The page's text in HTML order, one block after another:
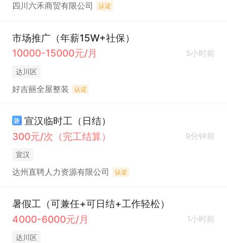
四川六禾商贸有限公司 认证
市场推广（年薪15W+社保）
10000-15000元/月
5小时前
达川区
好吉丽全屋整装 认证
兼 宣汉临时工（日结）
300元/次（完工结算）
9分钟前
宣汉
达州直聘人力资源有限公司 认证
暑假工（可兼任+可日结+工作轻松）
4000-6000元/月
1小时前
达川区